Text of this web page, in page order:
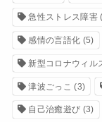
急性ストレス障害
感情の言語化 (5)
新型コロナウィル
津波ごっこ (3)
自己治癒遊び (3)